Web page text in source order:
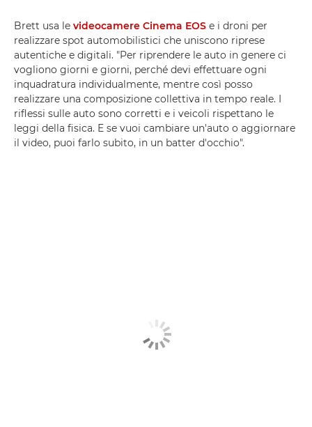
Brett usa le videocamere Cinema EOS e i droni per
realizzare spot automobilistici che uniscono riprese
autentiche e digitali. "Per riprendere le auto in genere ci
vogliono giorni e giorni, perché devi effettuare ogni
inquadratura individualmente, mentre così posso
realizzare una composizione collettiva in tempo reale. I
riflessi sulle auto sono corretti e i veicoli rispettano le
leggi della fisica. E se vuoi cambiare un'auto o aggiornare
il video, puoi farlo subito, in un batter d'occhio".